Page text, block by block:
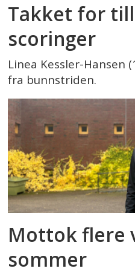
Takket for
scoringer
Linea Kessler-Hansen
fra bunnstriden.
Mottok flere
sommer